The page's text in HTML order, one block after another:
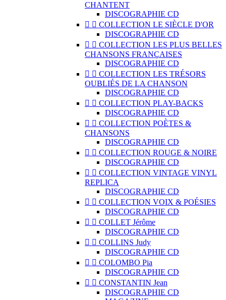
CHANTENT
DISCOGRAPHIE CD
  COLLECTION LE SIÈCLE D'OR
DISCOGRAPHIE CD
  COLLECTION LES PLUS BELLES
CHANSONS FRANÇAISES
DISCOGRAPHIE CD
  COLLECTION LES TRÉSORS
OUBLIÉS DE LA CHANSON
DISCOGRAPHIE CD
  COLLECTION PLAY-BACKS
DISCOGRAPHIE CD
  COLLECTION POÈTES &
CHANSONS
DISCOGRAPHIE CD
  COLLECTION ROUGE & NOIRE
DISCOGRAPHIE CD
  COLLECTION VINTAGE VINYL
REPLICA
DISCOGRAPHIE CD
  COLLECTION VOIX & POÉSIES
DISCOGRAPHIE CD
  COLLET Jérôme
DISCOGRAPHIE CD
  COLLINS Judy
DISCOGRAPHIE CD
  COLOMBO Pia
DISCOGRAPHIE CD
  CONSTANTIN Jean
DISCOGRAPHIE CD